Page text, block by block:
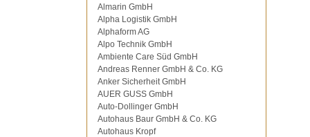
Almarin GmbH
Alpha Logistik GmbH
Alphaform AG
Alpo Technik GmbH
Ambiente Care Süd GmbH
Andreas Renner GmbH & Co. KG
Anker Sicherheit GmbH
AUER GUSS GmbH
Auto-Dollinger GmbH
Autohaus Baur GmbH & Co. KG
Autohaus Kropf